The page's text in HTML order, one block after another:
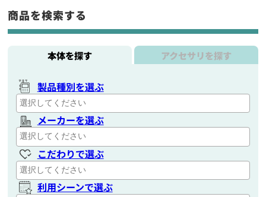
商品を検索する
本体を探す アクセサリを探す
製品種別を選ぶ
メーカーを選ぶ
こだわりで選ぶ
利用シーンで選ぶ